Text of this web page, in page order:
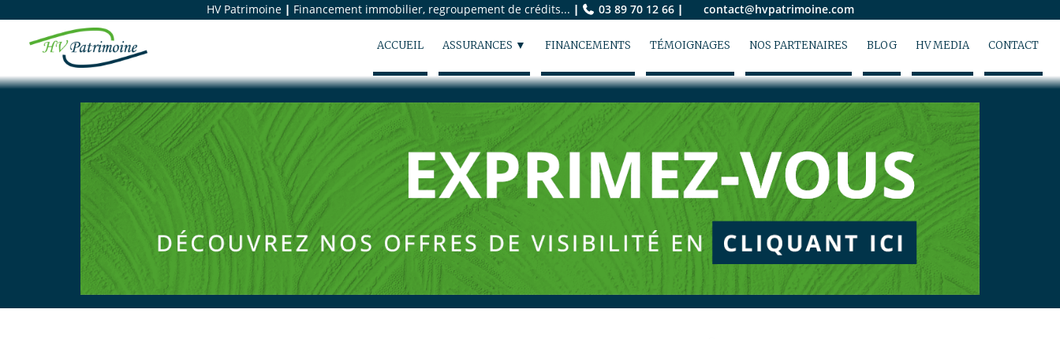
HV Patrimoine | Financement immobilier, regroupement de crédits... | 03 89 70 12 66 | contact@hvpatrimoine.com
ACCUEIL ASSURANCES ▼ FINANCEMENTS TÉMOIGNAGES NOS PARTENAIRES BLOG HV MEDIA CONTACT